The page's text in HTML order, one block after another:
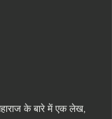
के बारे में एक लेख,